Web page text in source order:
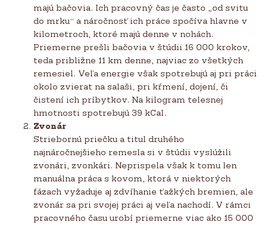
majú bačovia. Ich pracovný čas je často „od svitu
do mrku“ a náročnosť ich práce spočíva hlavne v
kilometroch, ktoré majú denne v nohách.
Priemerne prešli bačovia v štúdii 16 000 krokov,
teda približne 11 km denne, najviac zo všetkých
remesiel. Veľa energie však spotrebujú aj pri práci
okolo zvierat na salaši, pri kŕmení, dojení, či
čistení ich príbytkov. Na kilogram telesnej
hmotnosti spotrebujú 39 kCal.
Zvonár
Striebornú priečku a titul druhého
najnáročnejšieho remesla si v štúdii vyslúžili
zvonári, zvonkári. Neprispela však k tomu len
manuálna práca s kovom, ktorá v niektorých
fázach vyžaduje aj zdvíhanie ťažkých bremien, ale
zvonár sa pri svojej práci aj veľa nachodí. V rámci
pracovného času urobí priemerne viac ako 15 000